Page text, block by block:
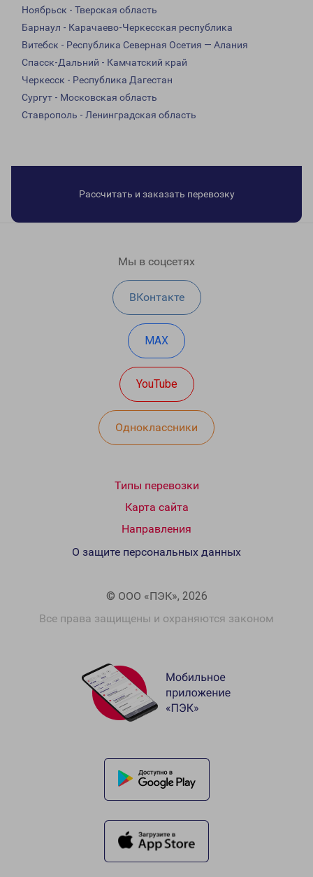
Ноябрьск - Тверская область
Барнаул - Карачаево-Черкесская республика
Витебск - Республика Северная Осетия — Алания
Спасск-Дальний - Камчатский край
Черкесск - Республика Дагестан
Сургут - Московская область
Ставрополь - Ленинградская область
Рассчитать и заказать перевозку
Мы в соцсетях
ВКонтакте
MAX
YouTube
Одноклассники
Типы перевозки
Карта сайта
Направления
© ООО «ПЭК», 2026
Все права защищены и охраняются законом
О защите персональных данных